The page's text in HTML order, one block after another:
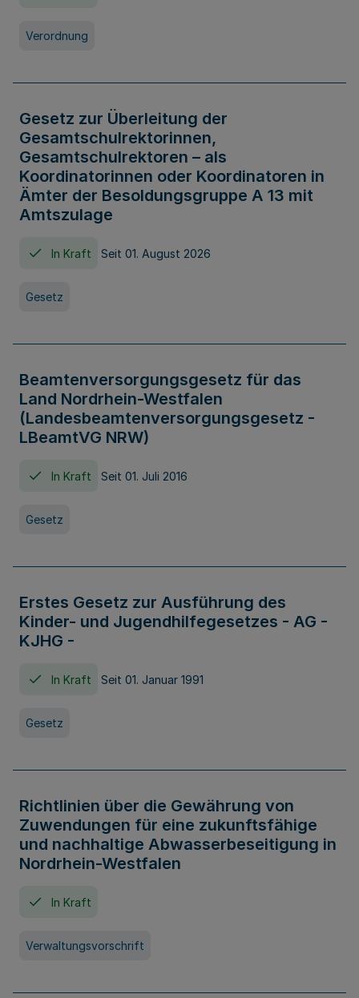
Verordnung
Gesetz zur Überleitung der
Gesamtschulrektorinnen,
Gesamtschulrektoren – als
Koordinatorinnen oder Koordinatoren in
Ämter der Besoldungsgruppe A 13 mit
Amtszulage
In Kraft Seit 01. August 2026
Gesetz
Beamtenversorgungsgesetz für das
Land Nordrhein-Westfalen
(Landesbeamtenversorgungsgesetz -
LBeamtVG NRW)
In Kraft Seit 01. Juli 2016
Gesetz
Erstes Gesetz zur Ausführung des
Kinder- und Jugendhilfegesetzes - AG -
KJHG -
In Kraft Seit 01. Januar 1991
Gesetz
Richtlinien über die Gewährung von
Zuwendungen für eine zukunftsfähige
und nachhaltige Abwasserbeseitigung in
Nordrhein-Westfalen
In Kraft
Verwaltungsvorschrift